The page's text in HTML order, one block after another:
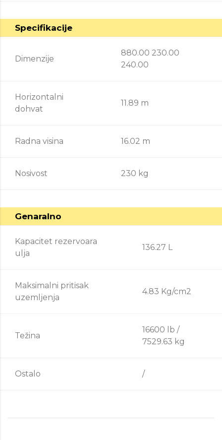
Specifikacije
Dimenzije
880.00 230.00
240.00
Horizontalni
dohvat
11.89 m
Radna visina 16.02 m
Nosivost 230 kg
Genaralno
Kapacitet rezervoara
ulja
136.27 L
Maksimalni pritisak
uzemljenja
4.83 Kg/cm2
Težina
16600 lb /
7529.63 kg
Ostalo /